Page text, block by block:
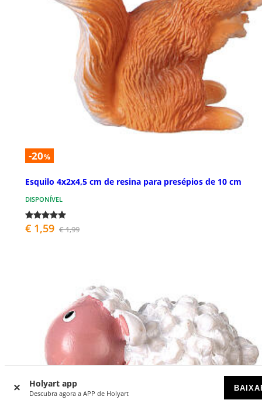
Holyart app
Descubra agora a APP de Holyart
-20%
Esquilo 4x2x4,5 cm de resina para presépios de 10 cm
DISPONÍVEL
€ 1,59 € 1,99